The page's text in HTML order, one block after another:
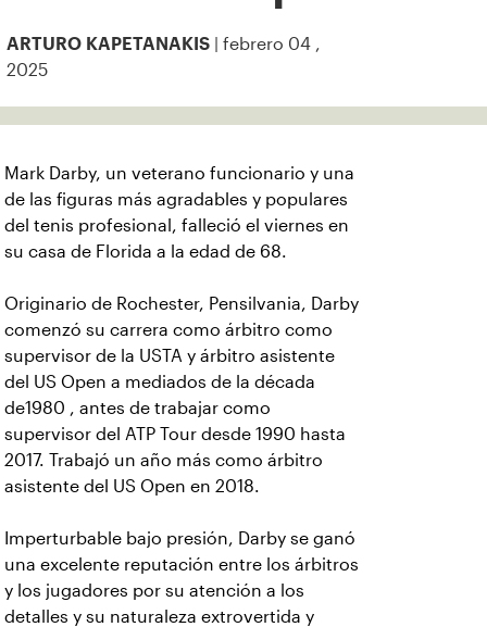
ARTURO KAPETANAKIS
| febrero 04 ,
2025
Mark Darby, un veterano funcionario y una
de las figuras más agradables y populares
del tenis profesional, falleció el viernes en
su casa de Florida a la edad de 68.
Originario de Rochester, Pensilvania, Darby
comenzó su carrera como árbitro como
supervisor de la USTA y árbitro asistente
del US Open a mediados de la década
de1980 , antes de trabajar como
supervisor del ATP Tour desde 1990 hasta
2017. Trabajó un año más como árbitro
asistente del US Open en 2018.
Imperturbable bajo presión, Darby se ganó
una excelente reputación entre los árbitros
y los jugadores por su atención a los
detalles y su naturaleza extrovertida y